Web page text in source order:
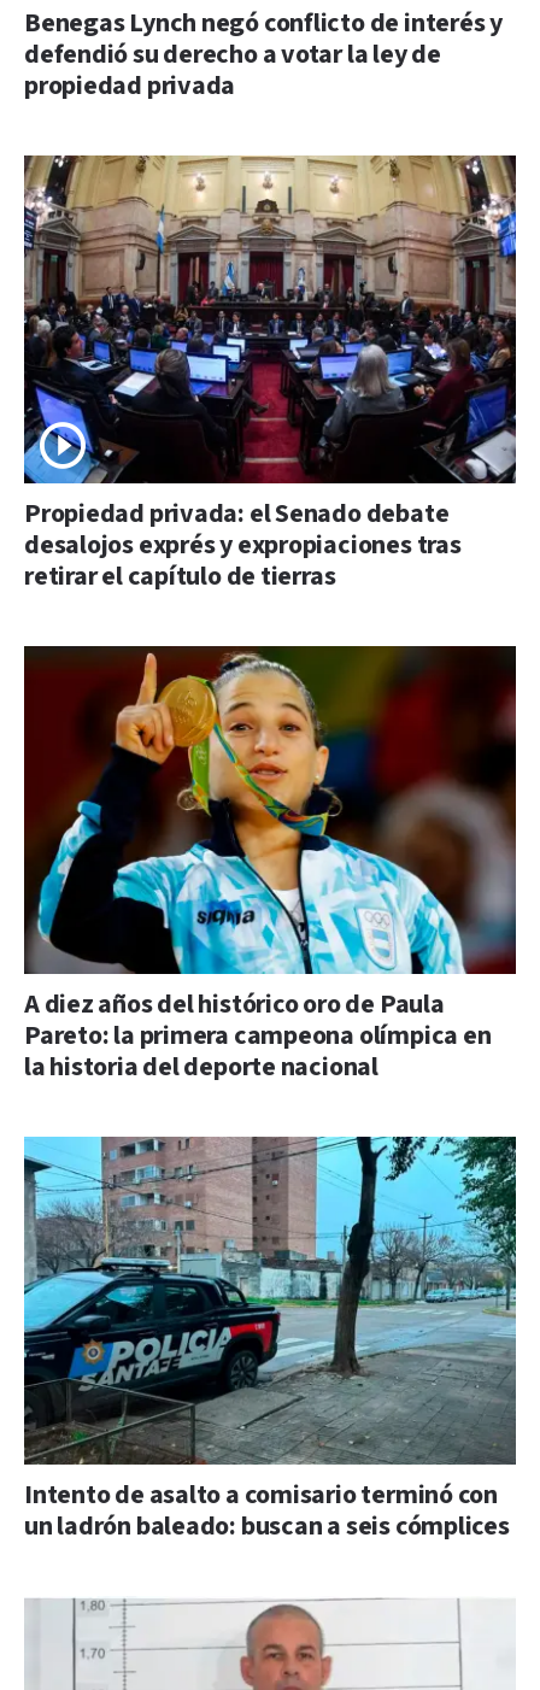
Benegas Lynch negó conflicto de interés y
defendió su derecho a votar la ley de
propiedad privada
Propiedad privada: el Senado debate
desalojos exprés y expropiaciones tras
retirar el capítulo de tierras
A diez años del histórico oro de Paula
Pareto: la primera campeona olímpica en
la historia del deporte nacional
Intento de asalto a comisario terminó con
un ladrón baleado: buscan a seis cómplices